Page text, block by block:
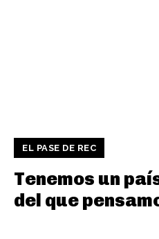
EL PASE DE REC
Tenemos un
del que